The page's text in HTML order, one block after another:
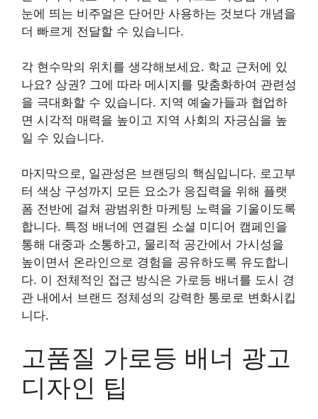
눈에 띄는 비주얼은 단어만 사용하는 것보다 개념을
더 빠르게 전달할 수 있습니다.
각 현수막의 위치를 생각해보세요. 학교 근처에 있
나요? 상권? 그에 따라 메시지를 맞춤화하여 관련성
을 극대화할 수 있습니다. 지역 예술가들과 협업하
면 시각적 매력을 높이고 지역 사회의 자긍심을 높
일 수 있습니다.
마지막으로, 일관성은 브랜딩의 핵심입니다. 로고부
터 색상 구성까지 모든 요소가 응집력을 위해 플랫
폼 전반에 걸쳐 광범위한 마케팅 노력을 기울이도록
합니다. 특정 배너에 연결된 소셜 미디어 캠페인을
통해 대중과 소통하고, 물리적 공간에서 가시성을
높이면서 온라인으로 경험을 공유하도록 유도합니
다. 이 전체적인 접근 방식은 가로등 배너를 도시 경
관 내에서 브랜드 정체성의 강력한 통로로 변화시킵
니다.
고품질 가로등 배너 광고
디자인 팁